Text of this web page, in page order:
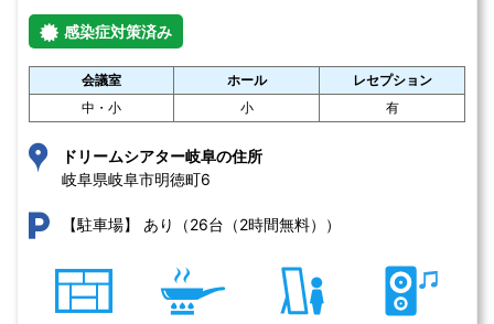
感染症対策済み
会議室 ホール
レセプション
中・小
小 有
ドリームシアター岐阜の住所
岐阜県岐阜市明徳町6
【駐車場】 あり（26台（2時間無料））